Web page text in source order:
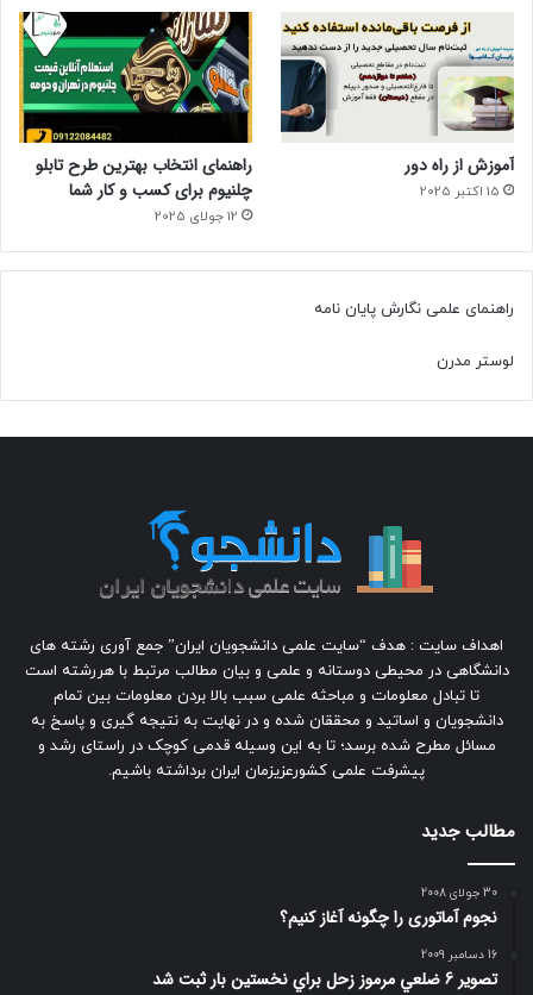
آموزش از راه دور
15 اکتبر 2025
راهنمای انتخاب بهترین طرح تابلو
چلنیوم برای کسب و کار شما
12 جولای 2025
راهنمای علمی نگارش پایان نامه
لوستر مدرن
اهداف سایت : هدف “سایت علمی دانشجویان ایران” جمع آوری رشته های
دانشگاهی در محیطی دوستانه و علمی و بیان مطالب مرتبط با هررشته است
تا تبادل معلومات و مباحثه علمی سبب بالا بردن معلومات بین تمام
دانشجویان و اساتید و محققان شده و در نهایت به نتیجه گیری و پاسخ به
مسائل مطرح شده برسد؛ تا به این وسیله قدمی کوچک در راستای رشد و
پیشرفت علمی کشورعزیزمان ایران برداشته باشیم.
مطالب جدید
30 جولای 2008
نجوم آماتوری را چگونه آغاز کنیم؟
16 دسامبر 2009
تصوير 6 ضلعي مرموز زحل براي نخستين بار ثبت شد